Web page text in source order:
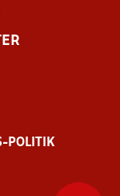
POLITIK